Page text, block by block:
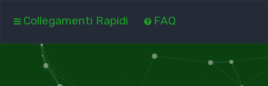
Collegamenti Rapidi FAQ